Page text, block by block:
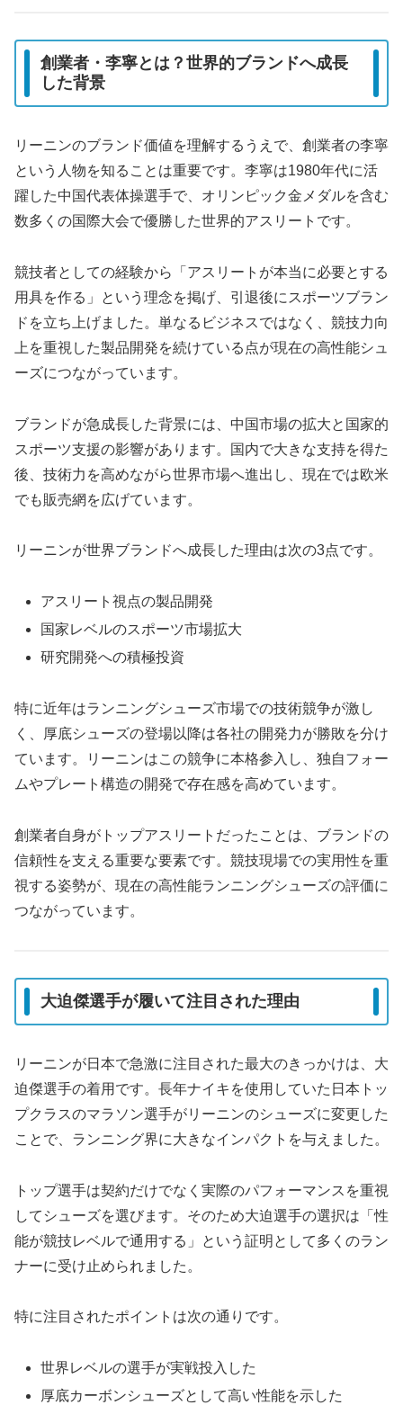
創業者・李寧とは？世界的ブランドへ成長
した背景
リーニンのブランド価値を理解するうえで、創業者の李寧
という人物を知ることは重要です。李寧は1980年代に活
躍した中国代表体操選手で、オリンピック金メダルを含む
数多くの国際大会で優勝した世界的アスリートです。
競技者としての経験から「アスリートが本当に必要とする
用具を作る」という理念を掲げ、引退後にスポーツブラン
ドを立ち上げました。単なるビジネスではなく、競技力向
上を重視した製品開発を続けている点が現在の高性能シュ
ーズにつながっています。
ブランドが急成長した背景には、中国市場の拡大と国家的
スポーツ支援の影響があります。国内で大きな支持を得た
後、技術力を高めながら世界市場へ進出し、現在では欧米
でも販売網を広げています。
リーニンが世界ブランドへ成長した理由は次の3点です。
アスリート視点の製品開発
国家レベルのスポーツ市場拡大
研究開発への積極投資
特に近年はランニングシューズ市場での技術競争が激し
く、厚底シューズの登場以降は各社の開発力が勝敗を分け
ています。リーニンはこの競争に本格参入し、独自フォー
ムやプレート構造の開発で存在感を高めています。
創業者自身がトップアスリートだったことは、ブランドの
信頼性を支える重要な要素です。競技現場での実用性を重
視する姿勢が、現在の高性能ランニングシューズの評価に
つながっています。
大迫傑選手が履いて注目された理由
リーニンが日本で急激に注目された最大のきっかけは、大
迫傑選手の着用です。長年ナイキを使用していた日本トッ
プクラスのマラソン選手がリーニンのシューズに変更した
ことで、ランニング界に大きなインパクトを与えました。
トップ選手は契約だけでなく実際のパフォーマンスを重視
してシューズを選びます。そのため大迫選手の選択は「性
能が競技レベルで通用する」という証明として多くのラン
ナーに受け止められました。
特に注目されたポイントは次の通りです。
世界レベルの選手が実戦投入した
厚底カーボンシューズとして高い性能を示した